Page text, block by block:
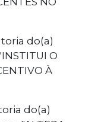
do(a)
O
À
do(a)